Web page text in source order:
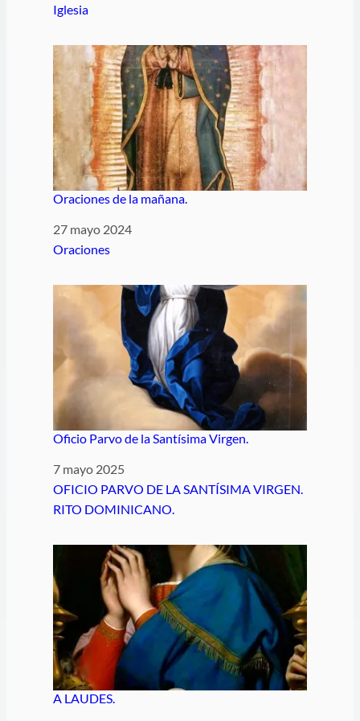
Respecto a
Iglesia
Oraciones de la mañana.
Fecha
27 mayo 2024
Respecto a
Oraciones
Oficio Parvo de la Santísima Virgen.
Fecha
7 mayo 2025
Respecto a
OFICIO PARVO DE LA SANTÍSIMA VIRGEN.
RITO DOMINICANO.
A LAUDES.